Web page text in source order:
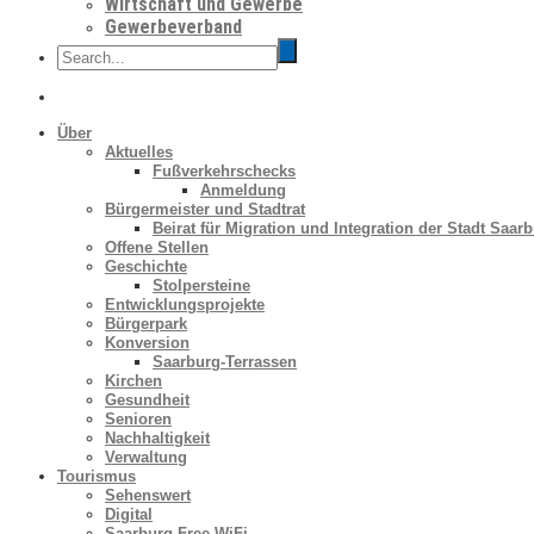
Gewerbeverband
Über
Aktuelles
Fußverkehrschecks
Anmeldung
Bürgermeister und Stadtrat
Beirat für Migration und Integration der Stadt
Offene Stellen
Geschichte
Stolpersteine
Entwicklungsprojekte
Bürgerpark
Konversion
Saarburg-Terrassen
Kirchen
Gesundheit
Senioren
Nachhaltigkeit
Verwaltung
Tourismus
Sehenswert
Digital